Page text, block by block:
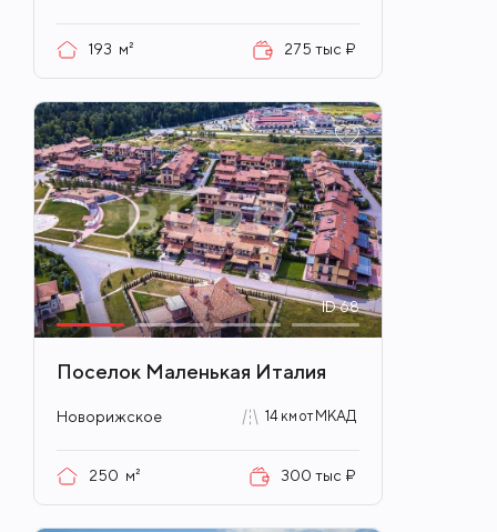
193 м² 275 тыс ₽
ID68
Поселок Маленькая Италия
Новорижское 14 км от МКАД
250 м² 300 тыс ₽